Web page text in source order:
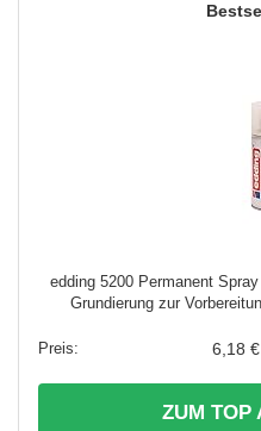
edding 5200 Permanent
Grundierung zur
6,18 €
ZUM TOP